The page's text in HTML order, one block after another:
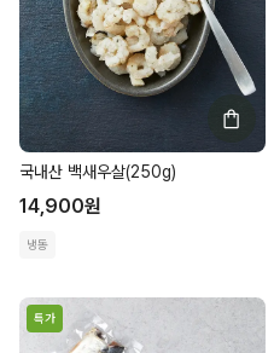
국내산 백새우살(250g)
14,900원
냉동
특가